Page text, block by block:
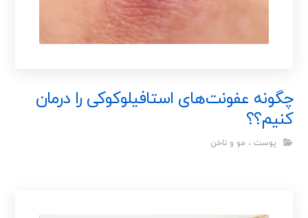
چگونه عفونت‌های استافیلوکوکی را درمان
کنیم؟؟
پوست ، مو و ناخن